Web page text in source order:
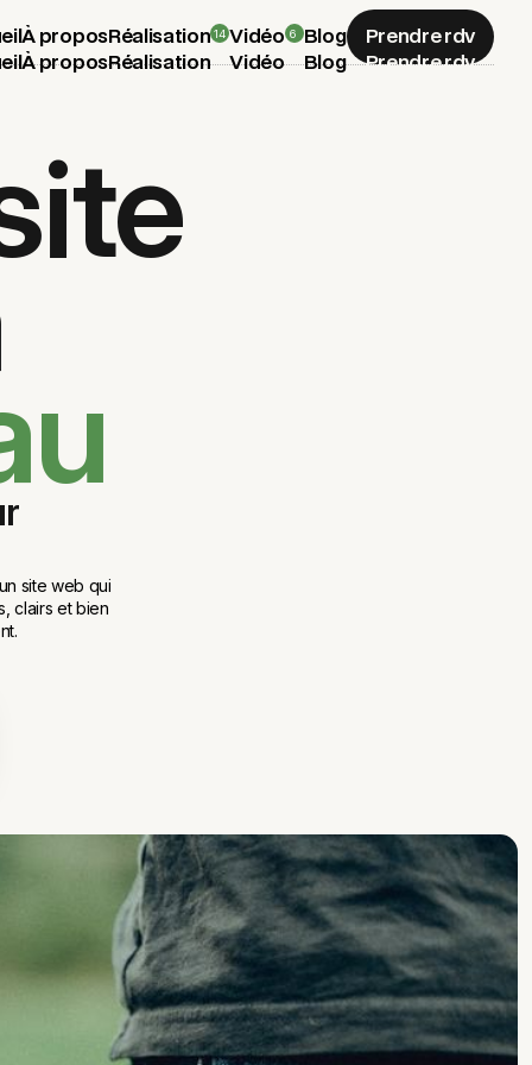
À propos
À propos
Réalisation
Réalisation
14 Vidéo
Vidéo
6
Blog
Blog
Prendre rdv
Prendre rdv
site web qui
clairs et bien